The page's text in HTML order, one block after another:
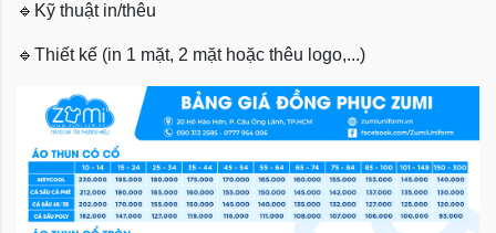
🔹 Kỹ thuật in/thêu
🔹 Thiết kế (in 1 mặt, 2 mặt hoặc thêu logo,...)